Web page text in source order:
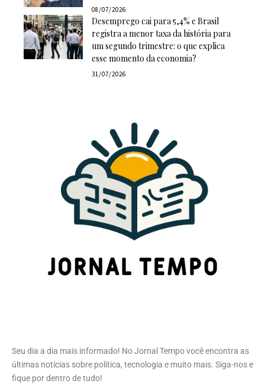
08/07/2026
Desemprego cai para 5,4% e Brasil
registra a menor taxa da história para
um segundo trimestre: o que explica
esse momento da economia?
31/07/2026
Seu dia a dia mais informado! No Jornal Tempo você encontra as
últimas notícias sobre política, tecnologia e muito mais. Siga-nos e
fique por dentro de tudo!